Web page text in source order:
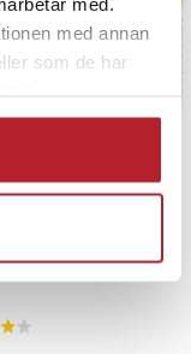
med annan
som de har